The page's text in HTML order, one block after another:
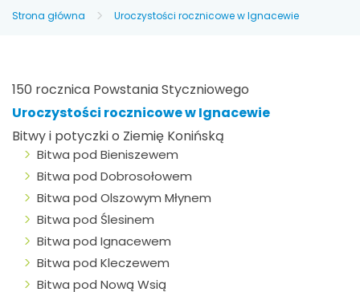
Strona główna Uroczystości rocznicowe w Ignacewie
150 rocznica Powstania Styczniowego
Uroczystości rocznicowe w Ignacewie
Bitwy i potyczki o Ziemię Konińską
Bitwa pod Bieniszewem
Bitwa pod Dobrosołowem
Bitwa pod Olszowym Młynem
Bitwa pod Ślesinem
Bitwa pod Ignacewem
Bitwa pod Kleczewem
Bitwa pod Nową Wsią